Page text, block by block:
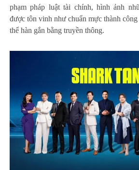
phạm pháp luật tài chính, hình ảnh
được tôn vinh như chuẩn mực thành
thể hàn gắn bằng truyền thông.